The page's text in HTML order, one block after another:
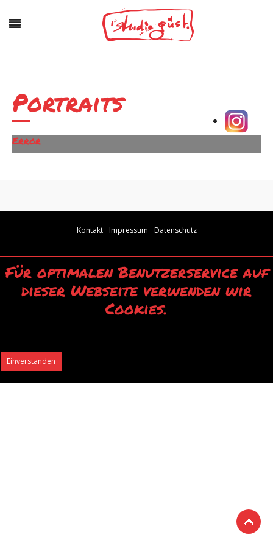
Portraits
Error
Kontakt Impressum Datenschutz
Für optimalen Benutzerservice auf
dieser Webseite verwenden wir
Cookies.
Einverstanden